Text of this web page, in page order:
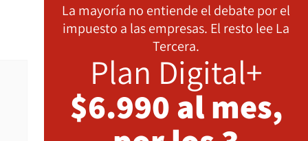
La mayoría no entiende el debate por el
impuesto a las empresas. El resto lee La
Tercera.
Plan Digital+
$6.990 al mes,